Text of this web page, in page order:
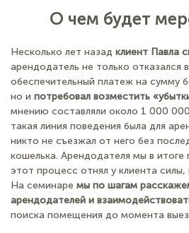
О чем будет
Несколько лет назад клиент Павла
арендодатель не только отказался
обеспечительный платеж на сумму
но и потребовал возместить
мнению составляли около 1 000
такая линия поведения была для
никто не съезжал от него без
кошелька. Арендодателя мы в итоге
этот процесс отнял у клиента силы,
На семинаре мы по шагам
арендодателей и
поиска помещения до момента